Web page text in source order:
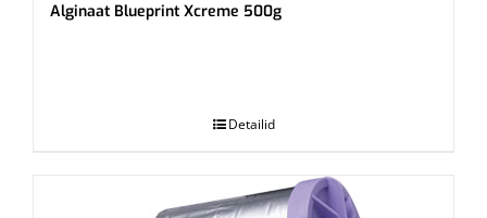
Alginaat Blueprint Xcreme 500g
Detailid